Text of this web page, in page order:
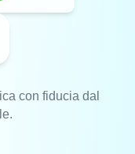
con fiducia dal